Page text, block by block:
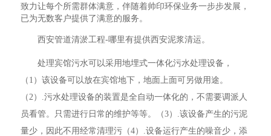
致力让每个所需群体满意，伴随着帅印环保业务一步步发展，
已为无数客户提供了满意的服务。
西安管道清淤工程-哪里有提供西安泥浆清运。
处理宾馆污水可以采用地埋式一体化污水处理设备，
（1）该设备可以放在宾馆地下，地面上面可另做用途。
（2）.污水处理设备的装置是全自动一体化的，不需要调派人
员看管。只需进行日常的维护等等。（3）.该设备产生的污泥
量少，因此不用经常清理污（4）.设备运行产生的噪音少，添